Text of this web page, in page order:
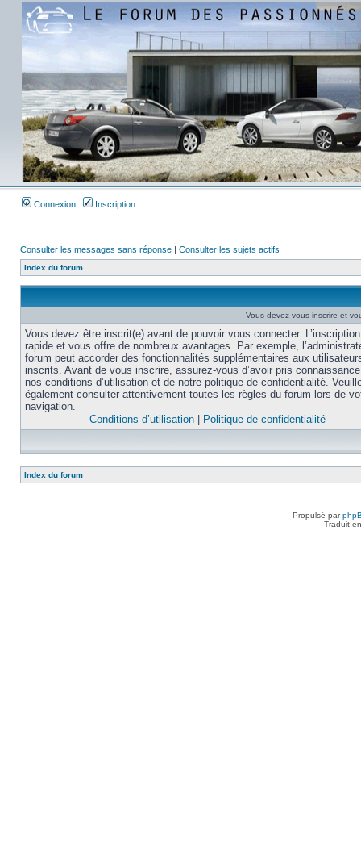
Connexion Inscription
Consulter les messages sans réponse | Consulter les sujets actifs
Index du forum
Vous devez vous inscrire et
Vous devez être inscrit(e) avant de pouvoir vous connecter.
rapide et vous offre de nombreux avantages. Par exemple,
forum peut accorder des fonctionnalités supplémentaires aux
inscrits. Avant de vous inscrire, assurez-vous d’avoir pris
nos conditions d’utilisation et de notre politique de confidentialité.
également consulter attentivement toutes les règles du forum lors de
navigation.
Conditions d’utilisation
Politique de confidentialité
Index du forum
Propulsé par
Traduit